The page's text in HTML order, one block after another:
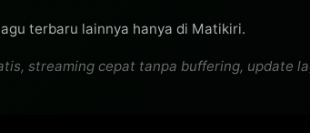
terbaru lainnya hanya di Matikiri.
streaming cepat tanpa buffering, update